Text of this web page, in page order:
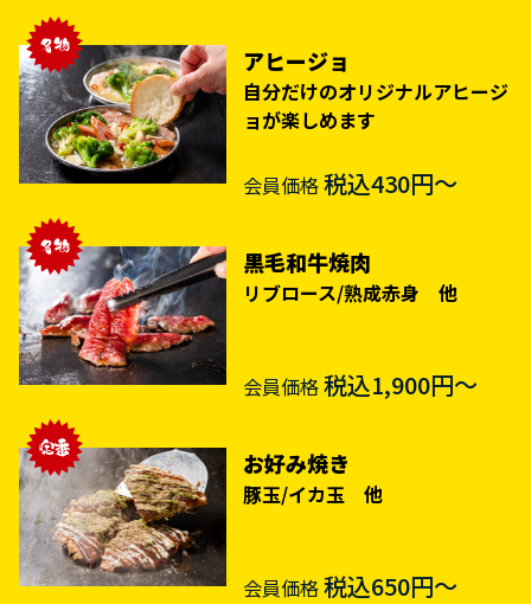
アヒージョ
自分だけのオリジナルアヒージ
ョが楽しめます
会員価格税込430円～
黒毛和牛焼肉
リブロース/熟成赤身 他
会員価格税込1,900円～
お好み焼き
豚玉/イカ玉 他
会員価格税込650円～